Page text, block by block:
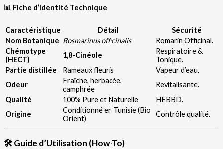
📊 Fiche d’Identité Technique
Caractéristique Détail
Sécurité
Nom Botanique Rosmarinus officinalis
Romarin Officinal.
Chémotype
(HECT)
1,8-Cinéole
Respiratoire &
Tonique.
Partie distillée
Rameaux fleuris
Vapeur d’eau.
Odeur
Fraîche, herbacée,
camphrée
Revitalisante.
Qualité
100% Pure et Naturelle
HEBBD.
Origine
Conditionné en Tunisie (Bio
Orient)
Contrôle qualité.
🛠️ Guide d’Utilisation (How-To)